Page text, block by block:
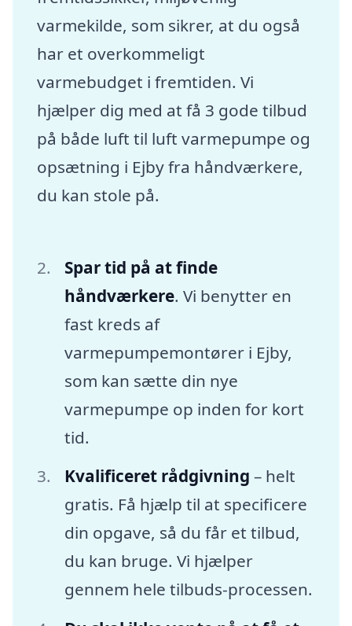
varmekilde, som sikrer, at du også
har et overkommeligt
varmebudget i fremtiden. Vi
hjælper dig med at få 3 gode tilbud
på både luft til luft varmepumpe og
opsætning i Ejby fra håndværkere,
du kan stole på.
Spar tid på at finde
håndværkere. Vi benytter en
fast kreds af
varmepumpemontører i Ejby,
som kan sætte din nye
varmepumpe op inden for kort
tid.
Kvalificeret rådgivning – helt
gratis. Få hjælp til at specificere
din opgave, så du får et tilbud,
du kan bruge. Vi hjælper
gennem hele tilbuds-processen.